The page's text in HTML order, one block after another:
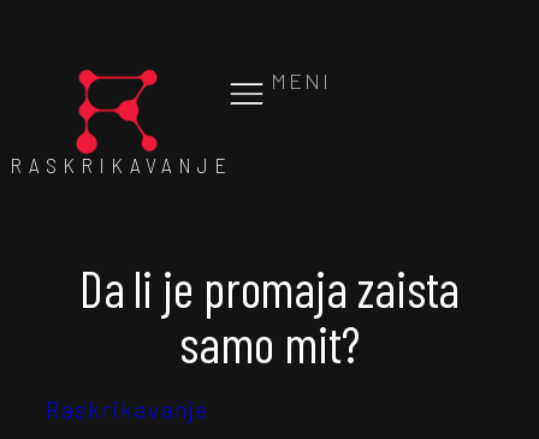
MENI
RASKRIKAVANJE
Da li je promaja zaista
samo mit?
Raskrikavanje